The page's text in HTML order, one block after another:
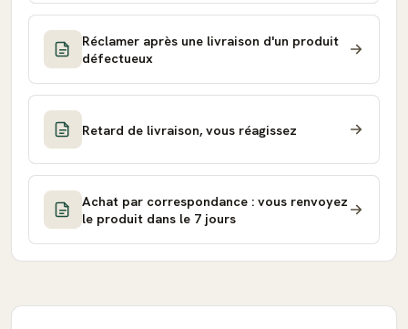
Réclamer après une livraison d'un produit
défectueux
Retard de livraison, vous réagissez
Achat par correspondance : vous renvoyez
le produit dans le 7 jours